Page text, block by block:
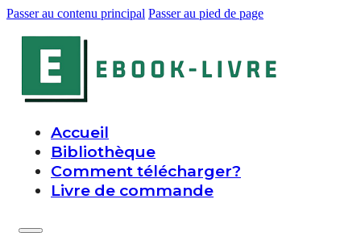
Passer au contenu principal Passer au pied de page
Accueil
Bibliothèque
Comment télécharger?
Livre de commande